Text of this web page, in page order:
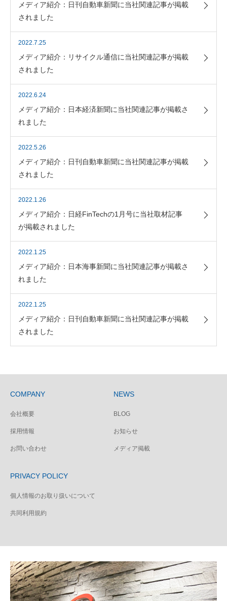
メディア紹介：日刊自動車新聞に当社関連記事が掲載
されました
2022.7.25
メディア紹介：リサイクル通信に当社関連記事が掲載
されました
2022.6.24
メディア紹介：日本経済新聞に当社関連記事が掲載さ
れました
2022.5.26
メディア紹介：日刊自動車新聞に当社関連記事が掲載
されました
2022.1.26
メディア紹介：日経FinTechの1月号に当社取材記事
が掲載されました
2022.1.25
メディア紹介：日本海事新聞に当社関連記事が掲載さ
れました
2022.1.25
メディア紹介：日刊自動車新聞に当社関連記事が掲載
されました
COMPANY
会社概要
採用情報
お問い合わせ
NEWS
BLOG
お知らせ
メディア掲載
PRIVACY POLICY
個人情報のお取り扱いについて
共同利用規約